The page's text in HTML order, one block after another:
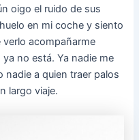
oigo el ruido de sus
en mi coche y siento
verlo acompañarme
no está. Ya nadie me
nadie a quien traer palos
largo viaje.